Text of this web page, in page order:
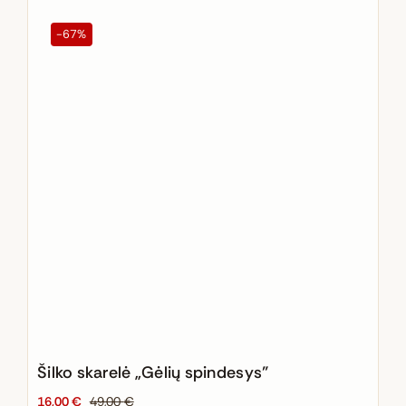
-67%
Šilko skarelė „Gėlių spindesys”
49,00€
16,00€